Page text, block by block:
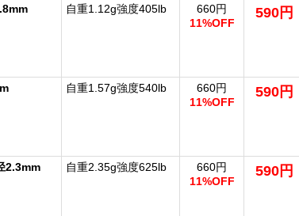
自重1.12g強度405lb
660円
11%OFF
590円
自重1.57g強度540lb
660円
11%OFF
590円
2.3mm 自重2.35g強度625lb
660円
11%OFF
590円